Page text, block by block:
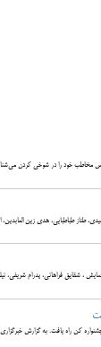
مخاطب خود را در شوخی کردن
طناز طباطبایی، هدی زین العابدین،
، شقایق فراهانی، پدرام شریفی،
کن راه یافت. به گزارش